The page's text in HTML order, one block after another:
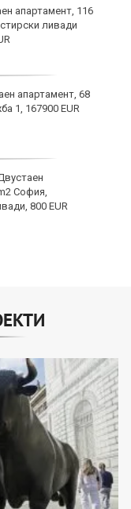
апартамент, 116
ливади
апартамент, 68
1, 167900 EUR
София,
800 EUR